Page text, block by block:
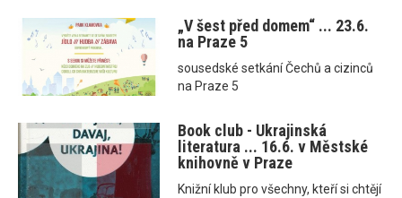
„V šest před domem“ ... 23.6.
na Praze 5
sousedské setkání Čechů a cizinců
na Praze 5
Book club - Ukrajinská
literatura ... 16.6. v Městské
knihovně v Praze
Knižní klub pro všechny, kteří si chtějí